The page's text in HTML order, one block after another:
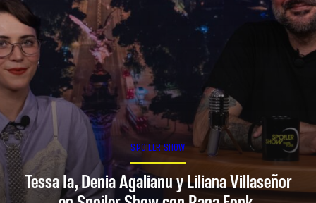
SPOILER SHOW
Tessa Ia, Denia Agalianu y Liliana Villaseñor